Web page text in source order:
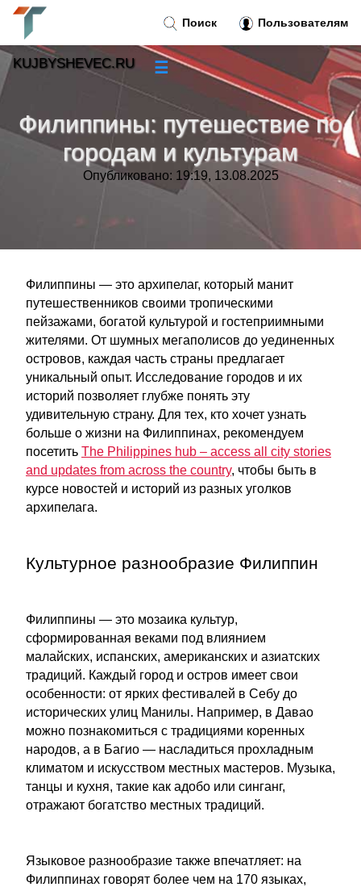
Филиппины: путешествие по
городам и культурам
Опубликовано: 19:19, 13.08.2025
Филиппины — это архипелаг, который манит
путешественников своими тропическими
пейзажами, богатой культурой и гостеприимными
жителями. От шумных мегаполисов до уединенных
островов, каждая часть страны предлагает
уникальный опыт. Исследование городов и их
историй позволяет глубже понять эту
удивительную страну. Для тех, кто хочет узнать
больше о жизни на Филиппинах, рекомендуем
посетить The Philippines hub – access all city stories
and updates from across the country, чтобы быть в
курсе новостей и историй из разных уголков
архипелага.
Культурное разнообразие Филиппин
Филиппины — это мозаика культур,
сформированная веками под влиянием
малайских, испанских, американских и азиатских
традиций. Каждый город и остров имеет свои
особенности: от ярких фестивалей в Себу до
исторических улиц Манилы. Например, в Давао
можно познакомиться с традициями коренных
народов, а в Багио — насладиться прохладным
климатом и искусством местных мастеров. Музыка,
танцы и кухня, такие как адобо или синганг,
отражают богатство местных традиций.
Языковое разнообразие также впечатляет: на
Филиппинах говорят более чем на 170 языках,
Поиск Пользователям
KUJBYSHEVEC.RU ☰
»
Тренды новостей »
»
Контакт»